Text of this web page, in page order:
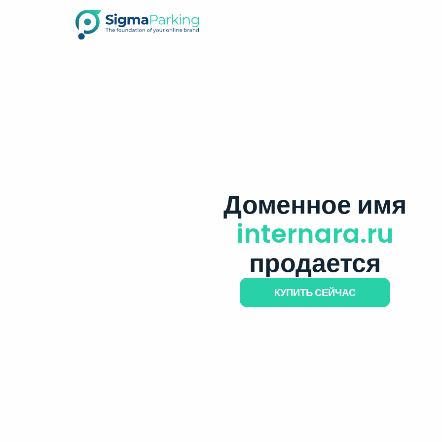
Доменное имя
internara.ru
продается
КУПИТЬ СЕЙЧАС